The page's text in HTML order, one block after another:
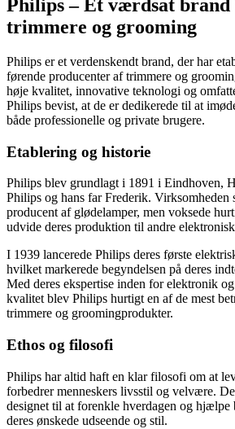
Philips – Et værdsat
trimmere og grooming
Philips er et verdenskendt brand, der har
førende producenter af trimmere og
høje kvalitet, innovative teknologi og
Philips bevist, at de er dedikerede til at
både professionelle og private brugere.
Etablering og historie
Philips blev grundlagt i 1891 i Eindhoven,
Philips og hans far Frederik. Virksomheden
producent af glødelamper, men voksede
udvide deres produktion til andre
I 1939 lancerede Philips deres første
hvilket markerede begyndelsen på deres
Med deres ekspertise inden for elektronik
kvalitet blev Philips hurtigt en af de mest
trimmere og groomingprodukter.
Ethos og filosofi
Philips har altid haft en klar filosofi om at
forbedrer menneskers livsstil og velvære.
designet til at forenkle hverdagen og hjælpe
deres ønskede udseende og stil.